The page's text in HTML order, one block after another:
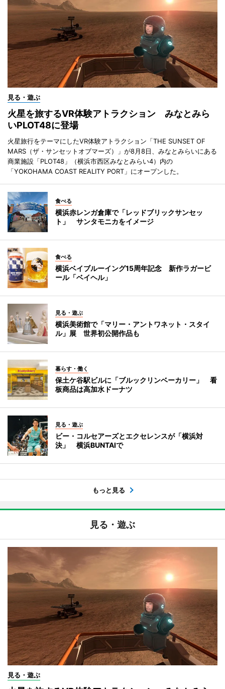
見る・遊ぶ
火星を旅するVR体験アトラクション みなとみら
いPLOT48に登場
火星旅行をテーマにしたVR体験アトラクション「THE SUNSET OF
MARS（ザ・サンセットオブマーズ）」が8月8日、みなとみらいにある
商業施設「PLOT48」（横浜市西区みなとみらい4）内の
「YOKOHAMA COAST REALITY PORT」にオープンした。
食べる
横浜赤レンガ倉庫で「レッドブリックサンセッ
ト」 サンタモニカをイメージ
食べる
横浜ベイブルーイング15周年記念 新作ラガービ
ール「ベイヘル」
見る・遊ぶ
横浜美術館で「マリー・アントワネット・スタイ
ル」展 世界初公開作品も
暮らす・働く
保土ケ谷駅ビルに「ブルックリンベーカリー」 看
板商品は高加水ドーナツ
見る・遊ぶ
ビー・コルセアーズとエクセレンスが「横浜対
決」 横浜BUNTAIで
もっと見る
見る・遊ぶ
見る・遊ぶ